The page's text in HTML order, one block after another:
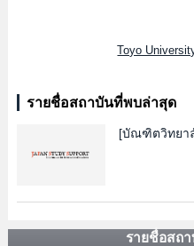
Toyo
รายชื่อสถาบันที่พบล่าสุด
[บัณฑิตวิทยา
รายชื่อสถ